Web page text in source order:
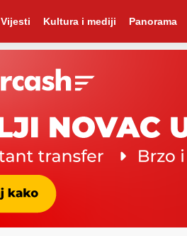
Vijesti Kultura i mediji Panorama